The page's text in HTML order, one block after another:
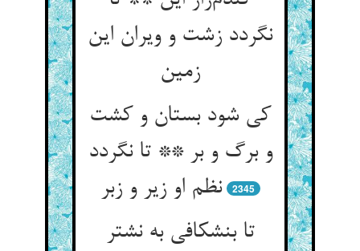
نگردد زشت و ویران این
زمین
کی شود بستان و کشت
و برگ و بر ** تا نگردد
نظم او زیر و زبر
2345
تا بنشکافی به نشتر